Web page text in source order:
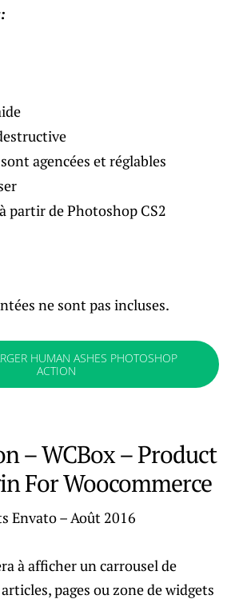
agencées et réglables
partir de Photoshop CS2
ne sont pas incluses.
HUMAN ASHES PHOTOSHOP
ACTION
– WCBox – Product
For Woocommerce
à afficher un carrousel de
pages ou zone de widgets